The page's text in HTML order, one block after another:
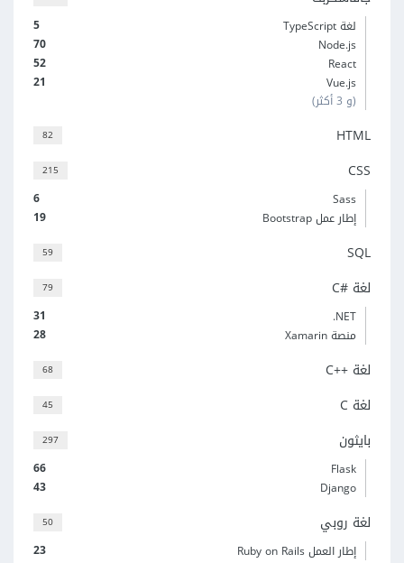
5
لغة TypeScript
70
Node.js
52
React
21
Vue.js
(و 3 أكثر)
82 HTML
215 CSS
6
Sass
19
إطار عمل Bootstrap
59 SQL
79 لغة C#‎
31
‎.NET
28
منصة Xamarin
68 لغة C++‎
45 لغة C
297 بايثون
66
Flask
43
Django
50 لغة روبي
23 إطار العمل Ruby on Rails